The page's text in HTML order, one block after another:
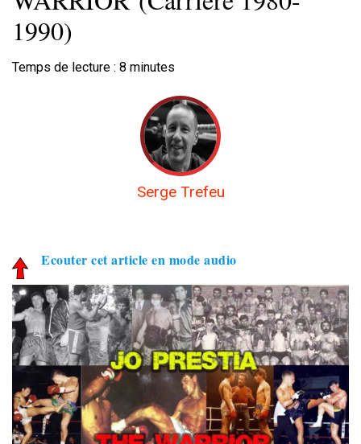
1990)
Temps de lecture : 8 minutes
Serge Trefeu
Ecouter cet article en mode audio